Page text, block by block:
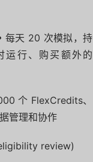
每天 20 次模拟，持
行、购买额外的
个 FlexCredits、
管理和协作
review)